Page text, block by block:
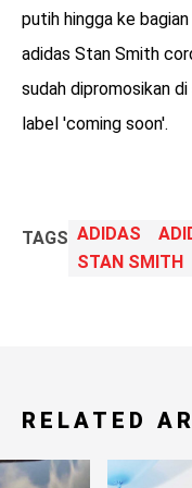
putih hingga ke
adidas Stan Smith
sudah dipromosikan
label 'coming soon'.
TAGS ADIDAS
STAN SMITH
RELATED